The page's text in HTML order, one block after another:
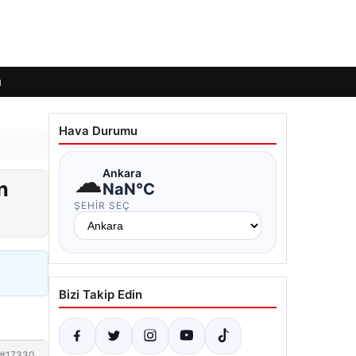
Hava Durumu
☁Ankara
NaN°C
ŞEHIR SEÇ
Bizi Takip Edin